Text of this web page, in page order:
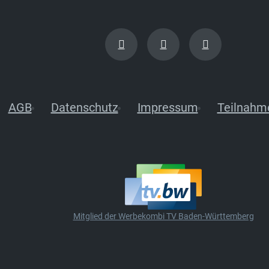
AGB Datenschutz Impressum
Mitglied der Werbekombi TV Baden-Württemberg